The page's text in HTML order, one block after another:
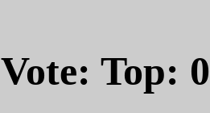
Vote: Top: 0